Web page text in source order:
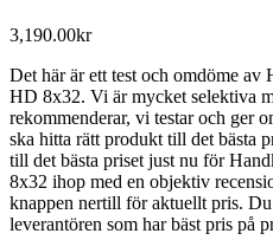
3,190.00kr
Det här är ett test och omdöme
HD 8x32. Vi är mycket selektiva
rekommenderar, vi testar och ger
ska hitta rätt produkt till det bästa
till det bästa priset just nu för
8x32 ihop med en objektiv
knappen nertill för aktuellt pris.
leverantören som har bäst pris på